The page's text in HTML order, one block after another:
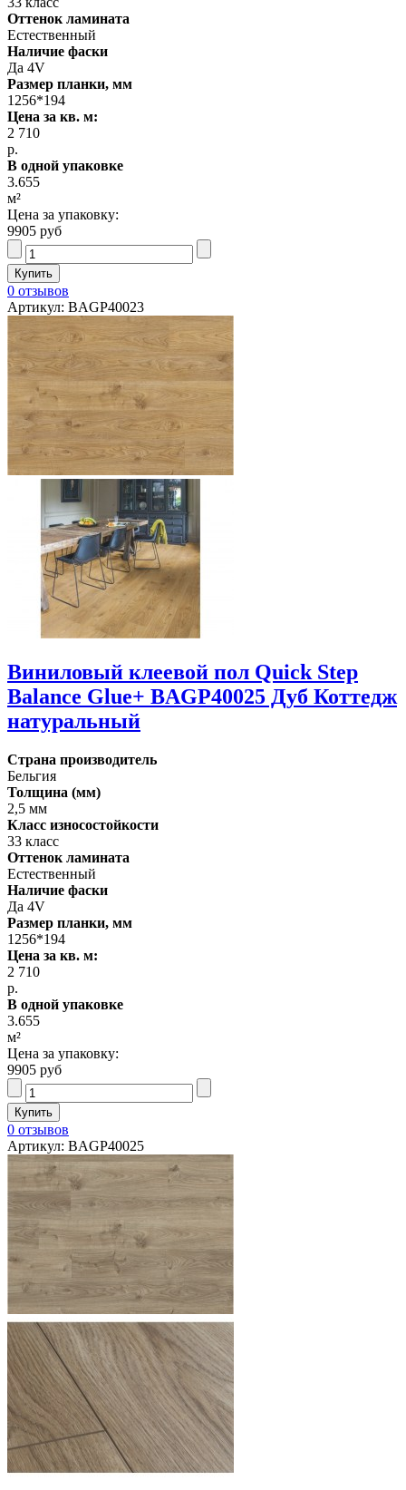
Оттенок ламината
Естественный
Наличие фаски
Да 4V
Размер планки, мм
1256*194
Цена за кв. м:
2 710
р.
В одной упаковке
3.655
м²
Цена за упаковку:
9905 руб
0 отзывов
Артикул: BAGP40023
Виниловый клеевой пол Quick Step
Balance Glue+ BAGP40025 Дуб Коттедж
натуральный
Страна производитель
Бельгия
Толщина (мм)
2,5 мм
Класс износостойкости
33 класс
Оттенок ламината
Естественный
Наличие фаски
Да 4V
Размер планки, мм
1256*194
Цена за кв. м:
2 710
р.
В одной упаковке
3.655
м²
Цена за упаковку:
9905 руб
0 отзывов
Артикул: BAGP40025